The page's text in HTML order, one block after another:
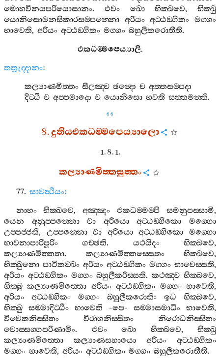
මොහවිනයපරියොසානං. එවං ඛො භික‍්ඛවෙ, භික‍්ඛු
යොනිසොමනසිකාරසම‍්පන‍්නො අරියං අට‍්ඨඞ‍්ගිකං මග‍්ගං
භාවෙති, අරියං අට‍්ඨඞ‍්ගිකං මග‍්ගං බහුලීකරොතීති.
එකධම‍්මපෙය්‍යාලි.
තත්‍රුද‍්දානං:
කල්‍යාණමිත‍්තං සීලඤ‍්ච ඡන්‍දො ච අත‍්තසම‍්පදා
දිට‍්ඨි ච අප‍්පමාදො ච යොනිසො භවති සත‍්තමන‍්ති.
66
8.දුතියඑකධම‍්මපෙය්‍යාලො
1. 8. 1.
කල්‍යාණමිත‍්තසුත‍්තං
77. සාවත්‍ථියං:
නාහං
භික‍්ඛවෙ,අඤ‍්ඤං එකධම‍්මම‍්පි සමනුපස‍්සාමි,
යෙන
අනුප‍්පන‍්නො වා අරියො අට‍්ඨඞ‍්ගිකො
මග‍්ගො
උප‍්පජ‍්ජති, උප‍්පන‍්නො වා අරියො අට‍්ඨඞ‍්ගිකො
මග‍්ගො
භාවනාපාරිපූරිං
ගච‍්ඡති. යථයිදං භික‍්ඛවෙ,
කල්‍යාණමිත‍්තතා. කල්‍යාණමිත‍්තස‍්සෙතං භික‍්ඛවෙ,
භික‍්ඛුනො පාටිකඞ‍්ඛං අරියං අට‍්ඨඞ‍්ගිකං මග‍්ගං භාවෙස‍්සති,
අරියං අට‍්ඨඞ‍්ගිකං මග‍්ගං බහුලීකරිස‍්සති.කථඤ‍්ච භික‍්ඛවෙ,
භික‍්ඛු කල්‍යාණමිත‍්තො අරියං අට‍්ඨඞ‍්ගිකං මග‍්ගං භාවෙති,
අරියං
අට‍්ඨඞ‍්ගිකං මග‍්ගං බහුලීකරොති: ඉධ භික‍්ඛවෙ,
භික‍්ඛු
සම‍්මාදිට‍්ඨිං භාවෙති -පෙ- සම‍්මාසමාධිං භාවෙති,
විවෙකනිස‍්සිතං
විරාගනිස‍්සිතං
නිරොධනිස‍්සිතං
වොස‍්සග‍්ගපරිණාමිං. එවං ඛො භික‍්ඛවෙ, භික‍්ඛු
කල්‍යාණමිත‍්තො
කල්‍යාණසහායො අරියං
අට‍්ඨඞ‍්ගිකං
මග‍්ගං භාවෙති, අරියං අට‍්ඨඞ‍්ගිකං මග‍්ගං බහුලීකරොතීති.